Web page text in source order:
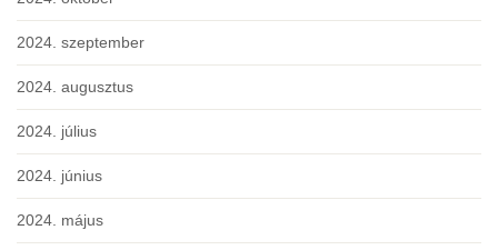
2024. szeptember
2024. augusztus
2024. július
2024. június
2024. május